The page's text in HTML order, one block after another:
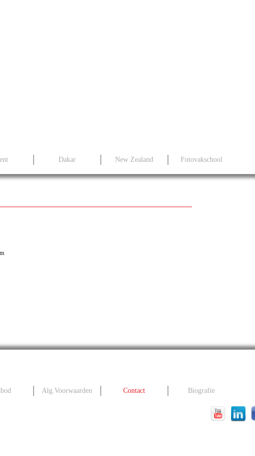
Dakar New Zealand Fotovakschool
Alg.Voorwaarden Contact Biografie